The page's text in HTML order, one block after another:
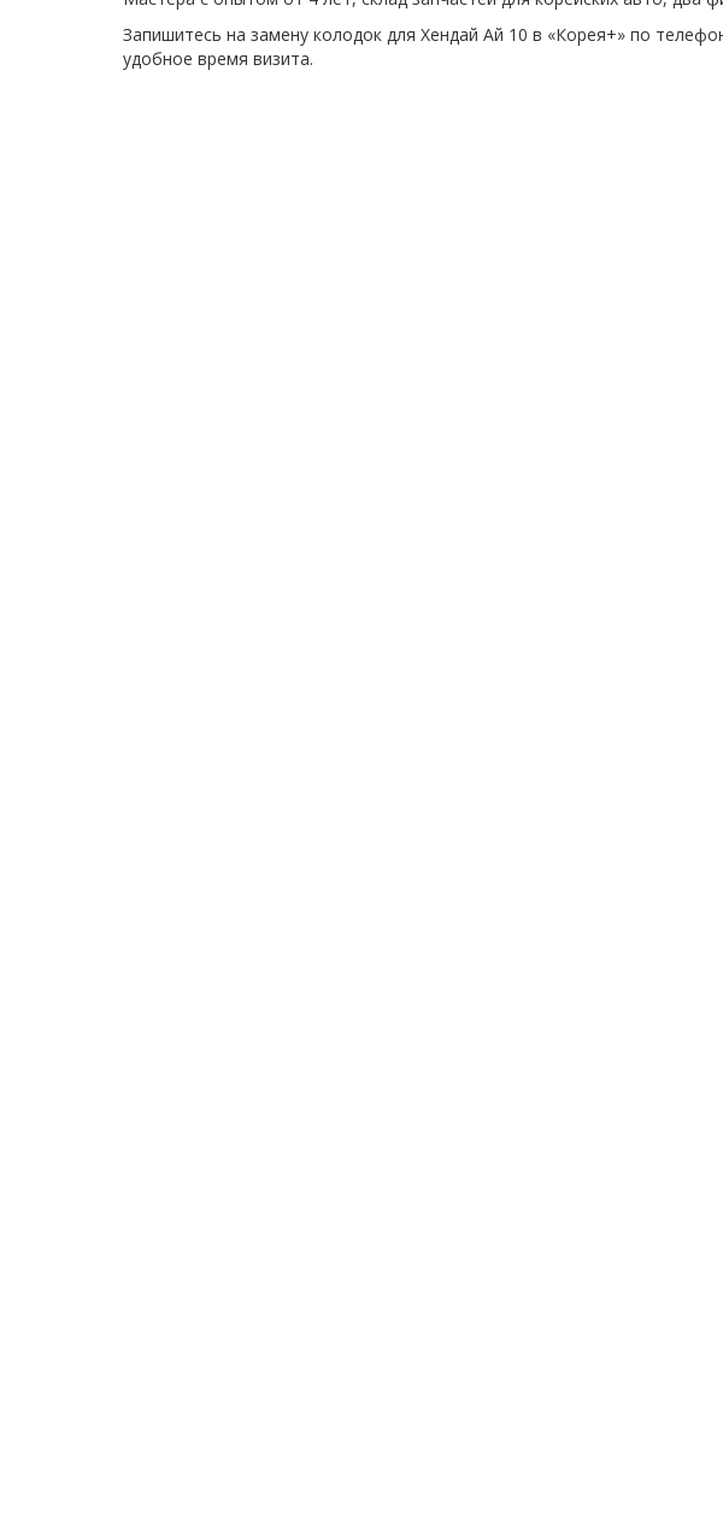
Запишитесь на замену колодок для Хендай Ай 10 в «Корея+» по
удобное время визита.